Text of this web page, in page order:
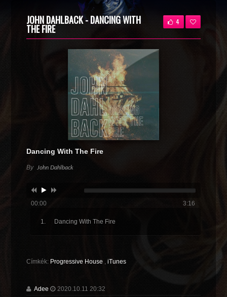
JOHN DAHLBACK - DANCING WITH
THE FIRE
4
Dancing With The Fire
By John Dahlback
00:00 3:16
Dancing With The Fire
Címkék: Progressive House ,iTunes
Adee 2020.10.11 20:32